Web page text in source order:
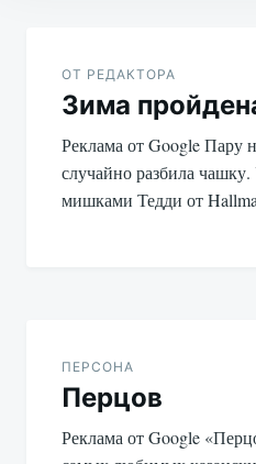
записям
ОТ РЕДАКТОРА
Зима
Реклама от Google Пару
случайно разбила
мишками Тедди от
ПЕРСОНА
Перцов
Реклама от Google